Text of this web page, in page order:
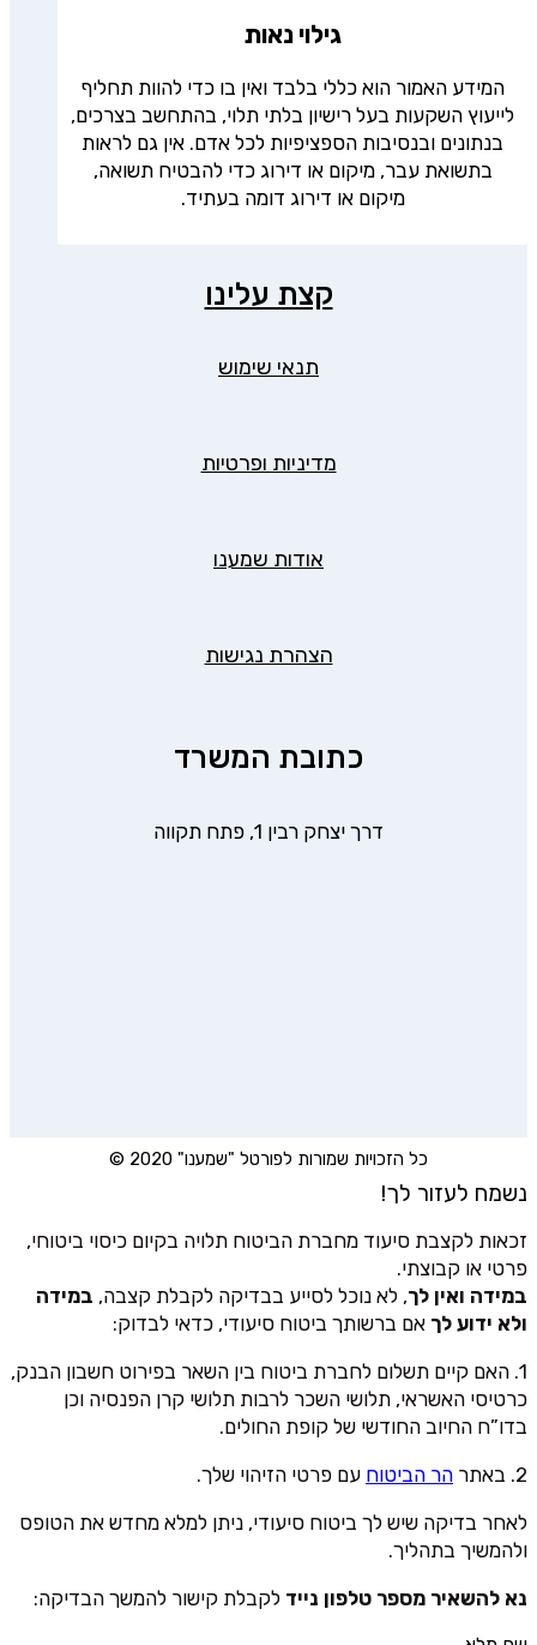
גילוי נאות
המידע האמור הוא כללי בלבד ואין בו כדי להוות תחליף
לייעוץ השקעות בעל רישיון בלתי תלוי, בהתחשב בצרכים,
בנתונים ובנסיבות הספציפיות לכל אדם. אין גם לראות
בתשואת עבר, מיקום או דירוג כדי להבטיח תשואה,
מיקום או דירוג דומה בעתיד.
קצת עלינו
תנאי שימוש
מדיניות ופרטיות
אודות שמענו
הצהרת נגישות
כתובת המשרד
דרך יצחק רבין 1, פתח תקווה
כל הזכויות שמורות לפורטל "שמענו" 2020 ©
נשמח לעזור לך!
זכאות לקצבת סיעוד מחברת הביטוח תלויה בקיום כיסוי ביטוחי,
פרטי או קבוצתי.
במידה ואין לך, לא נוכל לסייע בבדיקה לקבלת קצבה, במידה
ולא ידוע לך אם ברשותך ביטוח סיעודי, כדאי לבדוק:
1. האם קיים תשלום לחברת ביטוח בין השאר בפירוט חשבון הבנק,
כרטיסי האשראי, תלושי השכר לרבות תלושי קרן הפנסיה וכן
בדו”ח החיוב החודשי של קופת החולים.
2. באתר
הר הביטוח עם פרטי הזיהוי שלך.
לאחר בדיקה שיש לך ביטוח סיעודי, ניתן למלא מחדש את הטופס
ולהמשיך בתהליך.
נא להשאיר מספר טלפון נייד לקבלת קישור להמשך הבדיקה: